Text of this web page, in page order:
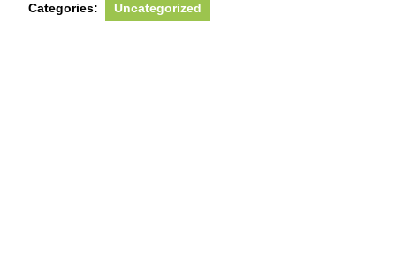
Categories: Uncategorized